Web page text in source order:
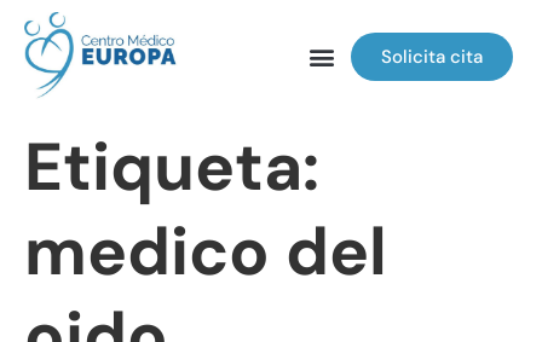
Solicita cita
Etiqueta:
medico del